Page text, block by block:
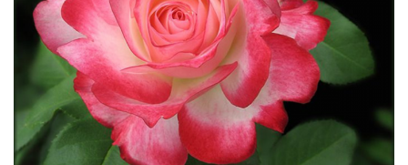
Dud
Corn
Smochin
Kaki
Mosmon
Prun